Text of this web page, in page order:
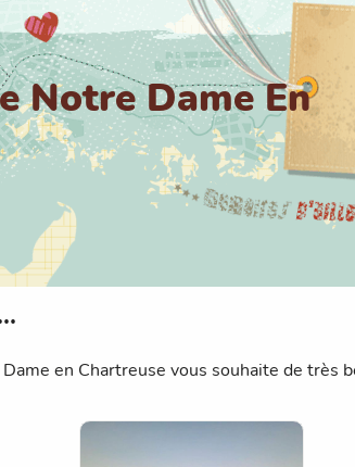
Notre Dame En
en Chartreuse vous souhaite de très